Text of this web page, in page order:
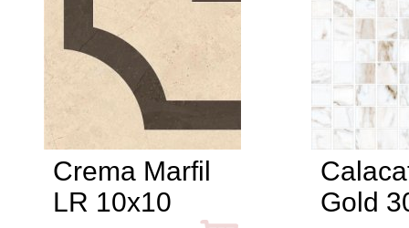
Crema Marfil
LR 10x10
Gold